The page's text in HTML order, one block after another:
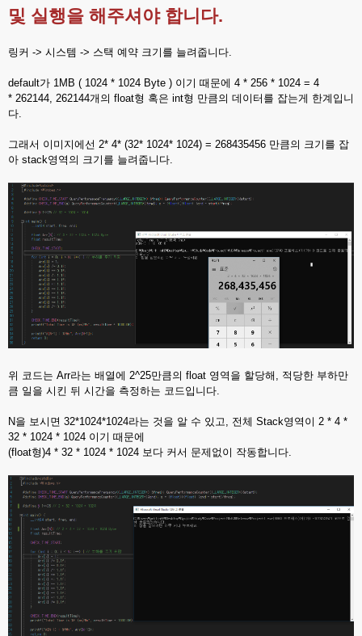
및 실행을 해주셔야 합니다.
링커 -> 시스템 -> 스택 예약 크기를 늘려줍니다.
default가 1MB ( 1024 * 1024 Byte ) 이기 때문에 4 * 256 * 1024 = 4
* 262144, 262144개의 float형 혹은 int형 만큼의 데이터를 잡는게 한계입니
다.
그래서 이미지에선 2* 4* (32* 1024* 1024) = 268435456 만큼의 크기를 잡
아 stack영역의 크기를 늘려줍니다.
위 코드는 Arr라는 배열에 2^25만큼의 float 영역을 할당해, 적당한 부하만
큼 일을 시킨 뒤 시간을 측정하는 코드입니다.
N을 보시면 32*1024*1024라는 것을 알 수 있고, 전체 Stack영역이 2 * 4 *
32 * 1024 * 1024 이기 때문에
(float형)4 * 32 * 1024 * 1024 보다 커서 문제없이 작동합니다.